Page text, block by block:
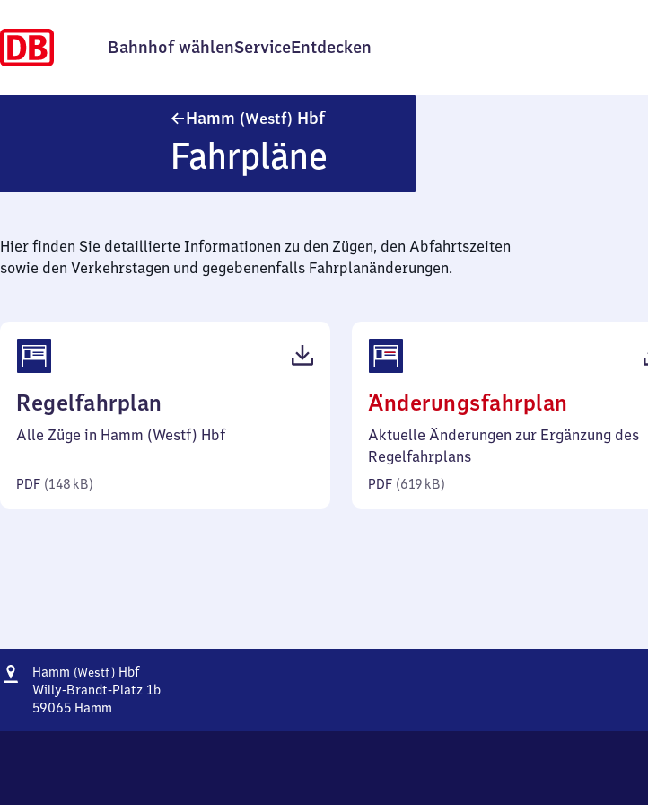
Bahnhof wählenServiceEntdecken
Hamm (Westf) HbfHamm (Westfalen) Hauptbahnhof
Fahrpläne
Hier finden Sie detaillierte Informationen zu den Zügen, den Abfahrtszeiten
sowie den Verkehrstagen und gegebenenfalls Fahrplanänderungen.
Regelfahrplan
148
Alle Züge in Hamm (Westf) Hbf
PDF (148 kB)
Änderungsfahrplan
619
Aktuelle Änderungen zur Ergänzung des
Regelfahrplans
PDF (619 kB)
Adresse
Hamm (Westf)HbfHamm
(Westfalen)
Willy-Brandt-Platz 1b
59065 Hamm